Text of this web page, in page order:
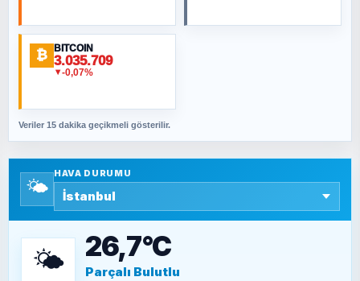
ORHAN KILIÇOĞLU
Fahişeye beyinli bir müstevli alçağına
SAVAŞ ŞAHİN
SEYFULLAH ÇİÇEK
TEOMAN ALPASLAN
₿ BITCOIN
3.035.709
▼-0,07%
Veriler 15 dakika geçikmeli gösterilir.
🌤️
HAVA DURUMU
🌤️ 26,7°C
Parçalı Bulutlu